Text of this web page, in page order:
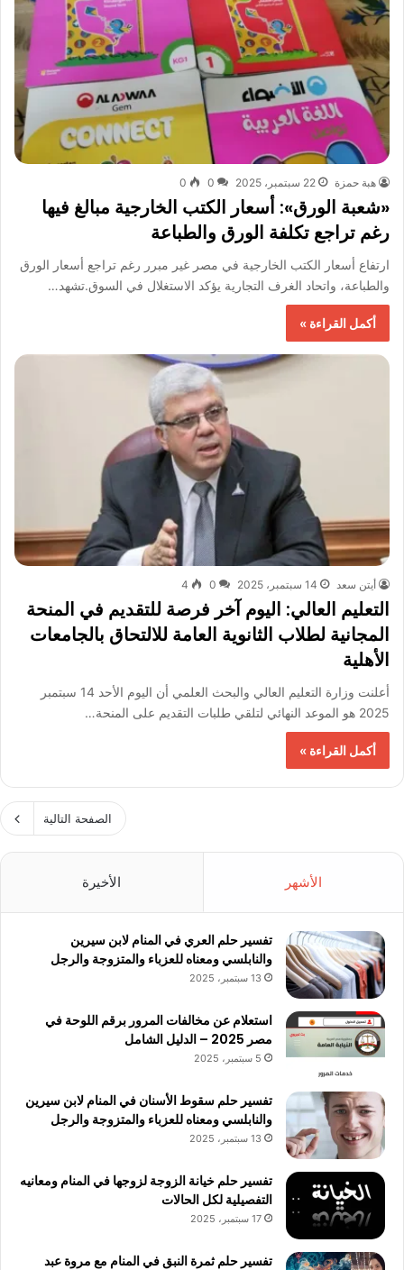
هبة حمزة 22 سبتمبر، 2025 0
0
«شعبة الورق»: أسعار الكتب الخارجية مبالغ فيها
رغم تراجع تكلفة الورق والطباعة
ارتفاع أسعار الكتب الخارجية في مصر غير مبرر رغم تراجع أسعار الورق
والطباعة، واتحاد الغرف التجارية يؤكد الاستغلال في السوق.تشهد…
أكمل القراءة »
أيتن سعد 14 سبتمبر، 2025 0
4
التعليم العالي: اليوم آخر فرصة للتقديم في المنحة
المجانية لطلاب الثانوية العامة للالتحاق بالجامعات
الأهلية
أعلنت وزارة التعليم العالي والبحث العلمي أن اليوم الأحد 14 سبتمبر
2025 هو الموعد النهائي لتلقي طلبات التقديم على المنحة…
أكمل القراءة »
الصفحة التالية
الأشهر الأخيرة
تفسير حلم العري في المنام لابن سيرين
والنابلسي ومعناه للعزباء والمتزوجة والرجل
13 سبتمبر، 2025
استعلام عن مخالفات المرور برقم اللوحة في
مصر 2025 – الدليل الشامل
5 سبتمبر، 2025
تفسير حلم سقوط الأسنان في المنام لابن سيرين
والنابلسي ومعناه للعزباء والمتزوجة والرجل
13 سبتمبر، 2025
تفسير حلم خيانة الزوجة لزوجها في المنام ومعانيه
التفصيلية لكل الحالات
17 سبتمبر، 2025
تفسير حلم ثمرة النبق في المنام مع مروة عبد